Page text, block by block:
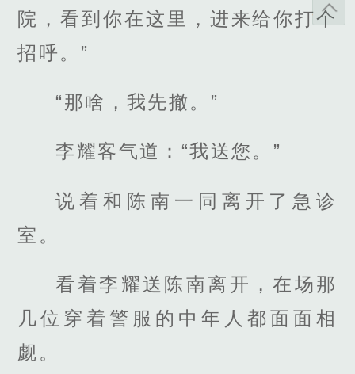
院，看到你在这里，进来给你打个
招呼。”
“那啥，我先撤。”
李耀客气道：“我送您。”
说着和陈南一同离开了急诊
室。
看着李耀送陈南离开，在场那
几位穿着警服的中年人都面面相
觑。